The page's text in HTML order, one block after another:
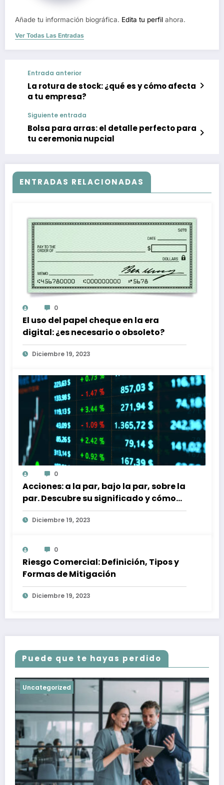
Añade tu información biográfica. Edita tu perfil ahora.
Ver Todas Las Entradas
Entrada anterior
La rotura de stock: ¿qué es y cómo afecta
a tu empresa?
Siguiente entrada
Bolsa para arras: el detalle perfecto para
tu ceremonia nupcial
ENTRADAS RELACIONADAS
0
El uso del papel cheque en la era
digital: ¿es necesario o obsoleto?
Diciembre 19, 2023
0
Acciones: a la par, bajo la par, sobre la
par. Descubre su significado y cómo
afectan a tu inversión
Diciembre 19, 2023
0
Riesgo Comercial: Definición, Tipos y
Formas de Mitigación
Diciembre 19, 2023
Puede que te hayas perdido
Uncategorized